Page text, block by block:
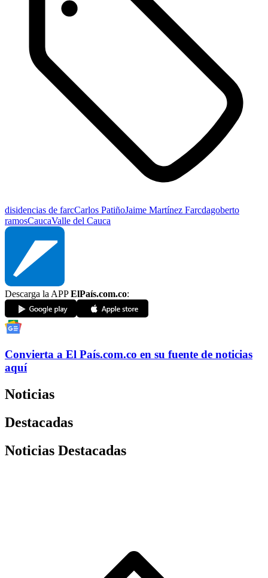
disidencias de farcCarlos PatiñoJaime Martínez Farcdagoberto
ramosCaucaValle del Cauca
Descarga la APPElPaís.com.co:
Convierta a El País.com.co en su fuente de noticias
aquí
Noticias
Destacadas
Noticias Destacadas